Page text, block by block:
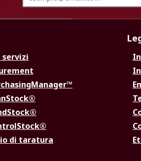
di taratura